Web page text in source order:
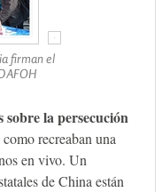
firman el
sobre la persecución
recreaban una
en vivo. Un
de China están